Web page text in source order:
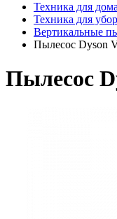
Техника для дома
Техника для
Вертикальные
Пылесос Dyson
Пылесос